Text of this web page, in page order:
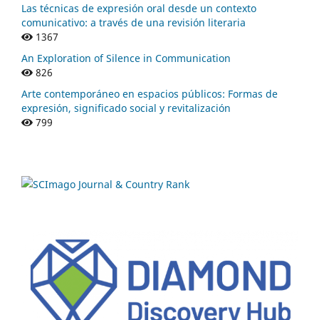
Las técnicas de expresión oral desde un contexto
comunicativo: a través de una revisión literaria
1367
An Exploration of Silence in Communication
826
Arte contemporáneo en espacios públicos: Formas de
expresión, significado social y revitalización
799